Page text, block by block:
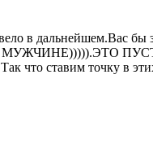
в дальнейшем.Вас
МУЖЧИНЕ))))).ЭТО
точку в этих